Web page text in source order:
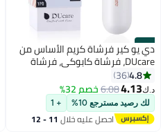
#15
6
دي يو كير فرشاة كريم الأساس من
DUcare، فرشاة كابوكي، فرشاة
مكياج احترافية، مزج سائل، بودرة
معدنية، أدوات مكياج بيضاء اللون
4.8
36
د.ك‏4.13
6.08خصم 32%
لك رصيد مسترجع 10% + 1
احصل عليه خلال 11 - 12